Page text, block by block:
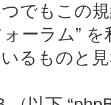
でもこの
ーラム”
るものと